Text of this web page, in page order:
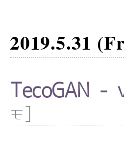
2019.5.31
TecoGAN -
モ